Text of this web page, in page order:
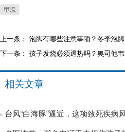
甲流
上一条： 泡脚有哪些注意事项？冬季泡
下一条： 孩子发烧必须退热吗？奥司他
相关文章
台风“白海豚”逼近，这项致死疾